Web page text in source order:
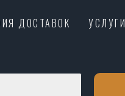
ДОСТАВОК
УСЛУГИ